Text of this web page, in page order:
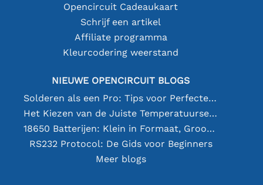
Opencircuit Cadeaukaart
Schrijf een artikel
Affiliate programma
Kleurcodering weerstand
NIEUWE OPENCIRCUIT BLOGS
Solderen als een Pro: Tips voor Perfecte Elektronische Verbindingen
Het Kiezen van de Juiste Temperatuursensor [youtube]
18650 Batterijen: Klein in Formaat, Groot in Prestatie
RS232 Protocol: De Gids voor Beginners
Meer blogs